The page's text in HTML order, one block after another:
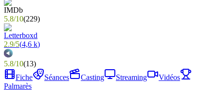
5.8/10(229)
2.9/5(4,6 k)
5.8/10(13)
Fiche
Séances Casting Streaming
Vidéos
Palmarès